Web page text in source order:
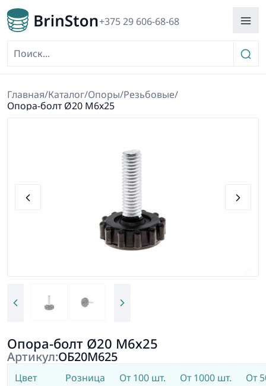
+375 29 606-68-68
Главная/Каталог/Опоры/Резьбовые/
Опора-болт Ø20 М6х25
Опора-болт Ø20 М6х25
Артикул:ОБ20М625
Цвет Розница От 100 шт. От 1000 шт. От